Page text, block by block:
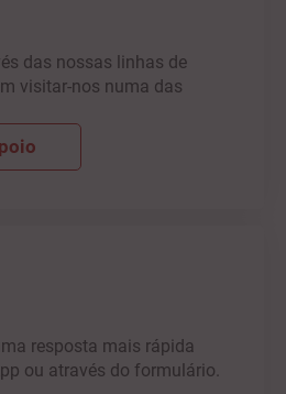
das nossas linhas de
visitar-nos numa das
resposta mais rápida
ou através do formulário.